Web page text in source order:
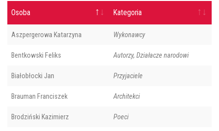
Osoba Kategoria
Aszpergerowa Katarzyna Wykonawcy
Bentkowski Feliks Autorzy, Działacze narodowi
Białobłocki Jan Przyjaciele
Brauman Franciszek Architekci
Brodziński Kazimierz Poeci